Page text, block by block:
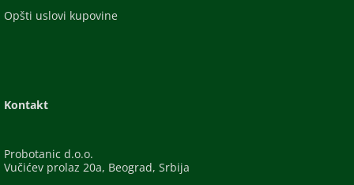
Opšti uslovi kupovine
Kontakt
Probotanic d.o.o.
Vučićev prolaz 20a, Beograd, Srbija